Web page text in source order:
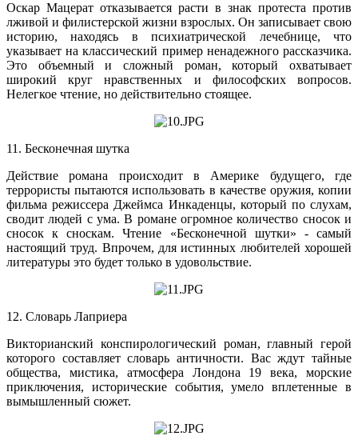
Оскар Мацерат отказывается расти в знак протеста против
лживой и филистерской жизни взрослых. Он записывает свою
историю, находясь в психиатрической лечебнице, что
указывает на классический пример ненадежного рассказчика.
Это объемный и сложный роман, который охватывает
широкий круг нравственных и философских вопросов.
Нелегкое чтение, но действительно стоящее.
11. Бесконечная шутка
Действие романа происходит в Америке будущего, где
террористы пытаются использовать в качестве оружия, копии
фильма режиссера Джеймса Инкаденцы, который по слухам,
сводит людей с ума. В романе огромное количество сносок и
сносок к сноскам. Чтение «Бесконечной шутки» - самый
настоящий труд. Впрочем, для истинных любителей хорошей
литературы это будет только в удовольствие.
12. Словарь Лаприера
Викторианский конспирологический роман, главный герой
которого составляет словарь античности. Вас ждут тайные
общества, мистика, атмосфера Лондона 19 века, морские
приключения, исторические события, умело вплетенные в
вымышленный сюжет.